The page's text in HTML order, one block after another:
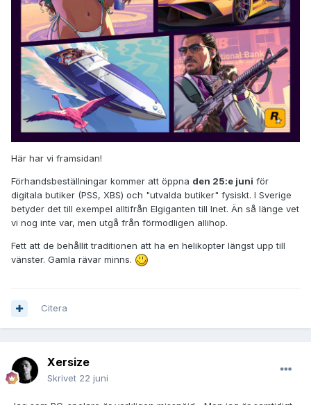
Här har vi framsidan!
Förhandsbeställningar kommer att öppna den 25:e juni för
digitala butiker (PSS, XBS) och "utvalda butiker" fysiskt. I Sverige
betyder det till exempel alltifrån Elgiganten till Inet. Än så länge vet
vi nog inte var, men utgå från förmodligen allihop.
Fett att de behållit traditionen att ha en helikopter längst upp till
vänster. Gamla rävar minns.
Citera
Xersize
Skrivet 22 juni